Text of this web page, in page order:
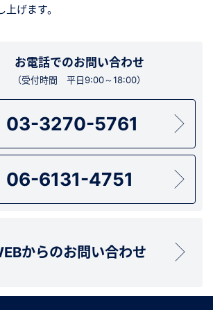
げます。
お電話でのお問い合わせ
（受付時間 平日9:00～18:00）
03-3270-5761
06-6131-4751
からのお問い合わせ